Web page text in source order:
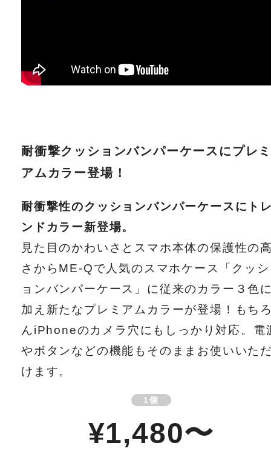
耐衝撃クッションバンパーケースにプレ
アムカラー登場！
耐衝撃性のクッションバンパーケースにト
ンドカラー新登場。
見た目のかわいさとスマホ本体の保護性の
さからME-Qで人気のスマホケース「クッシ
ョンバンパーケース」に従来のカラー３色
加え新たなプレミアムカラーが登場！もち
んiPhoneのカメラ穴にもしっかり対応。電
やボタンなどの機能もそのままお使いいた
けます。
1個
¥1,480〜